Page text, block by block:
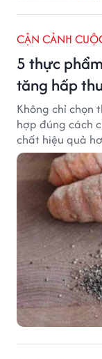
CẬN CẢNH
5 thực
tăng hấp
Không chỉ chọn
hợp đúng cách
chất hiệu quả
ăn cùng nhau